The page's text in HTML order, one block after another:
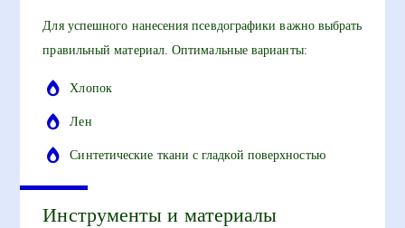
Для успешного нанесения псевдографики важно выбрать
правильный материал. Оптимальные варианты:
Хлопок
Лен
Синтетические ткани с гладкой поверхностью
Инструменты и материалы